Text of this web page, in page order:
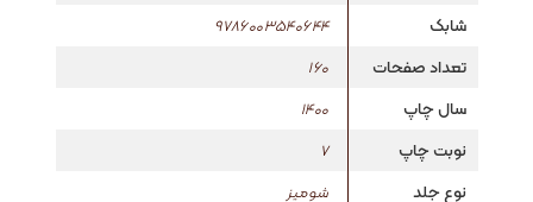
شابک 9786003540644
تعداد صفحات 160
سال چاپ 1400
نوبت چاپ 7
نوع جلد شومیز